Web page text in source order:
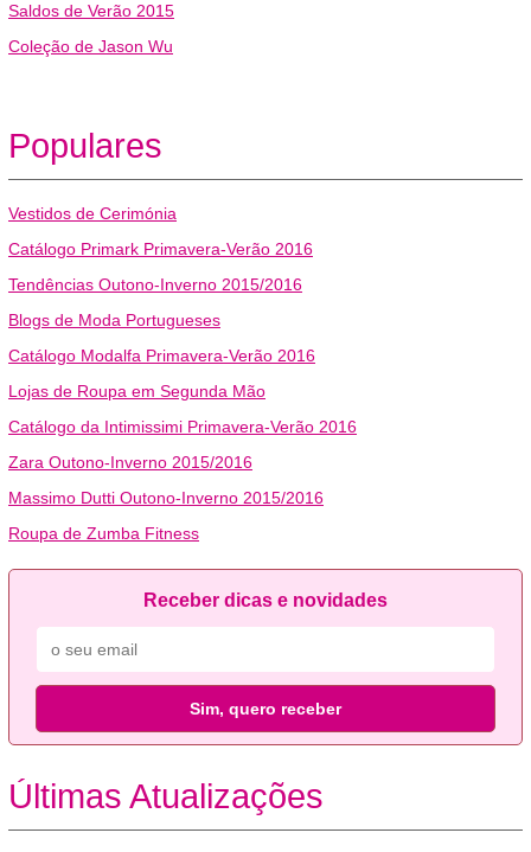
Saldos de Verão 2015
Coleção de Jason Wu
Populares
Vestidos de Cerimónia
Catálogo Primark Primavera-Verão 2016
Tendências Outono-Inverno 2015/2016
Blogs de Moda Portugueses
Catálogo Modalfa Primavera-Verão 2016
Lojas de Roupa em Segunda Mão
Catálogo da Intimissimi Primavera-Verão 2016
Zara Outono-Inverno 2015/2016
Massimo Dutti Outono-Inverno 2015/2016
Roupa de Zumba Fitness
Receber dicas e novidades
Sim, quero receber
Últimas Atualizações